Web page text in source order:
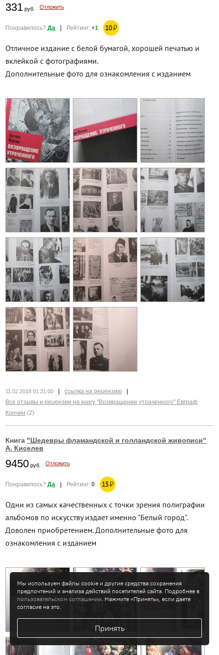
331 руб. Отложить
Понравилось?Да | Рейтинг:+1 10₽
Отличное издание с белой бумагой, хорошей печатью и
вклейкой с фотографиями.
Дополнительные фото для ознакомления с изданием
11.02.2018 01:21:00 ссылка на рецензию
Все отзывы и рецензии на книгу "Возвращение утраченного" Евграф
Кончин (2)
Книга "Шедевры фламандской и голландской живописи"
А. Киселев
9450 руб. Отложить
Понравилось?Да | Рейтинг:0 15₽
Одни из самых качественных с точки зрения полиграфии
альбомов по искусству издает именно "Белый город".
Доволен приобретением. Дополнительные фото для
ознакомления с изданием
Мы используем файлы cookie и другие средства сохранения
предпочтений и анализа действий посетителей сайта. Подробнее в
пользовательском соглашении. Нажмите «Принять», если даете
согласие на это.
Принять